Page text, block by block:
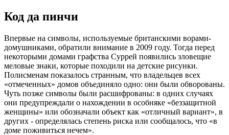
Код да пинчи
Впервые на символы, используемые британскими ворами-
домушниками, обратили внимание в 2009 году. Тогда перед
некоторыми домами графства Суррей появились зловещие
меловые знаки, которые походили на детские рисунки.
Полисменам показалось странным, что владельцев всех
«отмеченных» домов объединяло одно: они были обворованы.
Чуть позже символы были расшифрованы: в одних случаях
они предупреждали о нахождении в особняке «беззащитной
женщины» или обозначали объект как «отличный вариант», в
других - определялась степень риска или сообщалось, что «в
доме поживиться нечем».